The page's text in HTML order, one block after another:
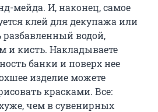
мейда. И, наконец, самое
клей для декупажа или
водой,
и кисть. Накладываете
банки и поверх нее
изделие можете
красками. Все:
чем в сувенирных